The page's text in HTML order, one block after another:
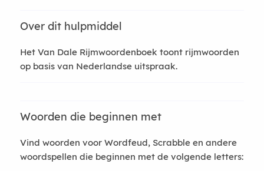
Over dit hulpmiddel
Het Van Dale Rijmwoordenboek toont rijmwoorden
op basis van Nederlandse uitspraak.
Woorden die beginnen met
Vind woorden voor Wordfeud, Scrabble en andere
woordspellen die beginnen met de volgende letters: